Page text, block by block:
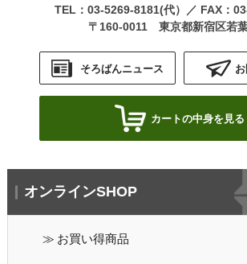
TEL： 03-5269-8181(代）／ FAX：
〒160-0011 東京都新宿区若
そろばんニュース
カートの中身を見る
オンラインSHOP
お買い得商品